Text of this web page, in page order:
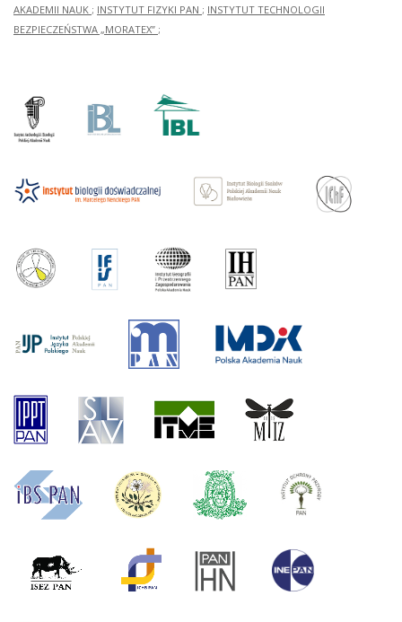
AKADEMII NAUK ; INSTYTUT FIZYKI PAN ; INSTYTUT TECHNOLOGII
BEZPIECZEŃSTWA „MORATEX” ;